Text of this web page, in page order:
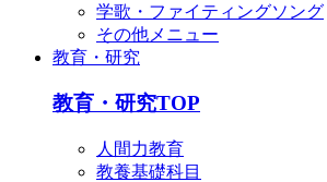
学歌・ファイティングソング
その他メニュー
教育・研究
教育・研究TOP
人間力教育
教養基礎科目